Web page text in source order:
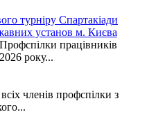
турніру Спартакіади
установ м. Києва
працівників
року...
членів профспілки з